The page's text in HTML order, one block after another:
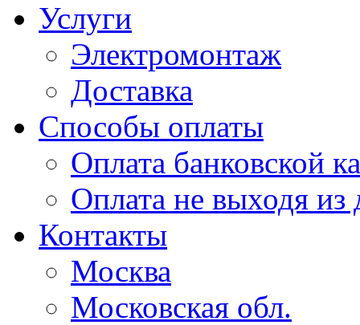
Услуги
Электромонтаж
Доставка
Способы оплаты
Оплата банковской
Оплата не выходя из
Контакты
Москва
Московская обл.